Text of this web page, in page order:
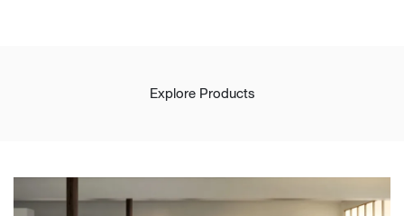
Explore Products